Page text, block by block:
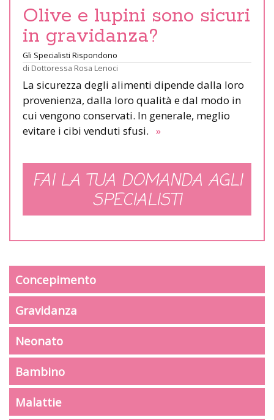
Olive e lupini sono sicuri
in gravidanza?
Gli Specialisti Rispondono
di Dottoressa Rosa Lenoci
La sicurezza degli alimenti dipende dalla loro
provenienza, dalla loro qualità e dal modo in
cui vengono conservati. In generale, meglio
evitare i cibi venduti sfusi. »
FAI LA TUA DOMANDA AGLI
SPECIALISTI
Concepimento
Gravidanza
Neonato
Bambino
Malattie